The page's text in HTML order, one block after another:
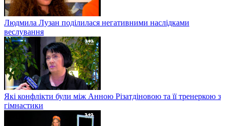
Людмила Лузан поділилася негативними наслідками
веслування
Які конфлікти були між Анною Різатдіновою та її тренеркою з
гімнастики